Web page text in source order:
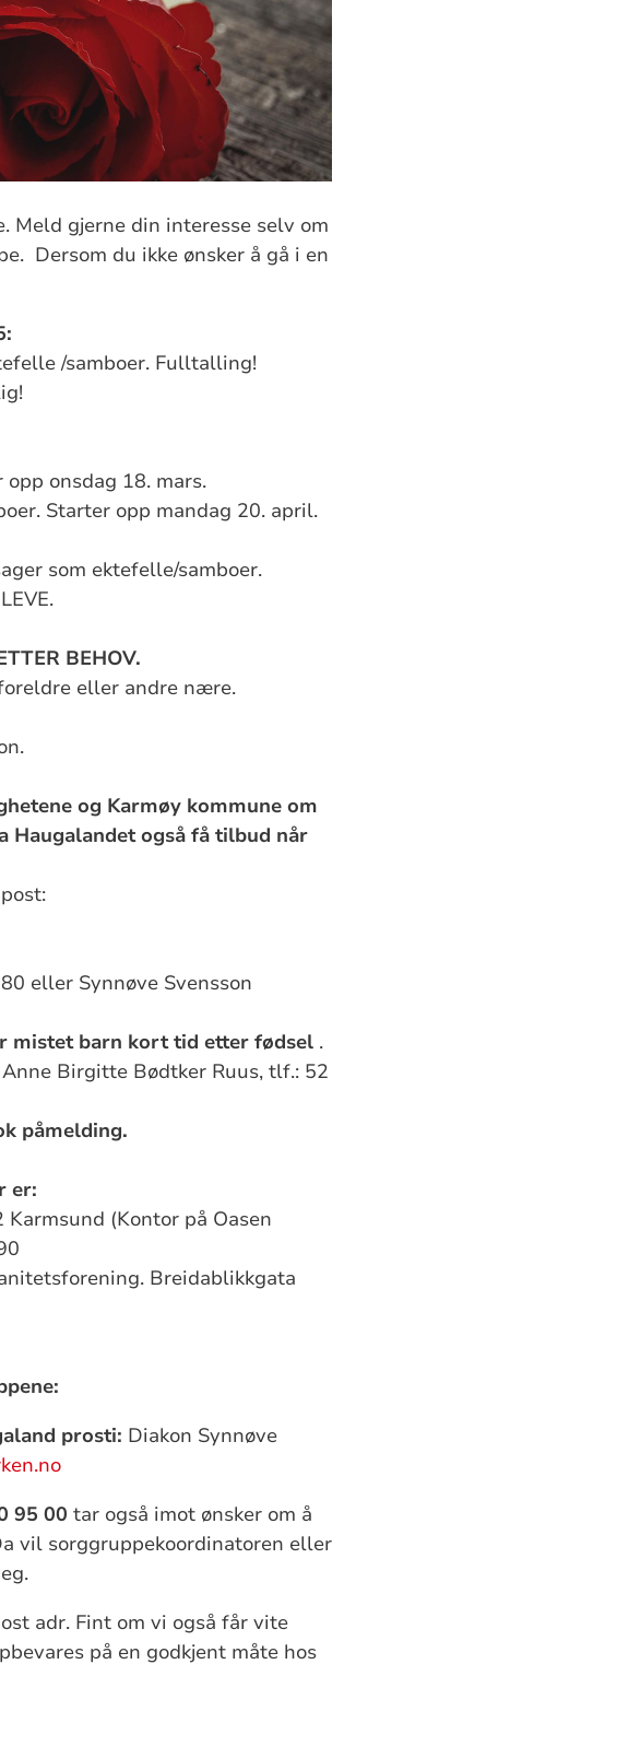
gjerne din interesse selv om
Dersom du ikke ønsker å gå i en
/samboer. Fulltalling!
onsdag 18. mars.
Starter opp mandag 20. april.
som ektefelle/samboer.
BEHOV.
eller andre nære.
og Karmøy kommune om
Haugalandet også få tilbud når
eller Synnøve Svensson
mistet barn kort tid etter fødsel.
Birgitte Bødtker Ruus, tlf.: 52
påmelding.
er:
(Kontor på Oasen
Breidablikkgata
prosti: Diakon Synnøve
95 00 tar også imot ønsker om å
vil sorggruppekoordinatoren eller
adr. Fint om vi også får vite
på en godkjent måte hos